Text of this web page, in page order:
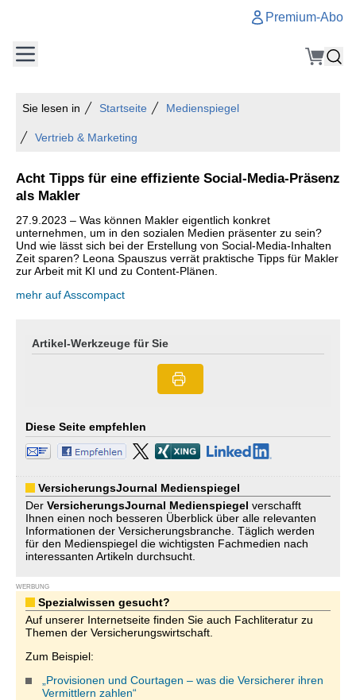
Premium-Abo
Sie lesen in Startseite Medienspiegel
Vertrieb & Marketing
Acht Tipps für eine effiziente Social-Media-Präsenz
als Makler
27.9.2023 – Was können Makler eigentlich konkret
unternehmen, um in den sozialen Medien präsenter zu sein?
Und wie lässt sich bei der Erstellung von Social-Media-Inhalten
Zeit sparen? Leona Spauszus verrät praktische Tipps für Makler
zur Arbeit mit KI und zu Content-Plänen.
mehr auf Asscompact
Artikel-Werkzeuge für Sie
Diese Seite empfehlen
VersicherungsJournal Medienspiegel
Der VersicherungsJournal Medienspiegel verschafft
Ihnen einen noch besseren Überblick über alle relevanten
Informationen der Versicherungsbranche. Täglich werden
für den Medienspiegel die wichtigsten Fachmedien nach
interessanten Artikeln durchsucht.
WERBUNG
Spezialwissen gesucht?
Auf unserer Internetseite finden Sie auch Fachliteratur zu
Themen der Versicherungswirtschaft.
Zum Beispiel:
„Provisionen und Courtagen – was die Versicherer ihren
Vermittlern zahlen“